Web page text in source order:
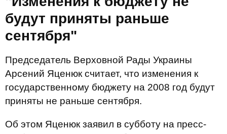
будут приняты раньше
сентября"
Председатель Верховной Рады Украины
Арсений Яценюк считает, что изменения к
государственному бюджету на 2008 год будут
приняты не раньше сентября.
Об этом Яценюк заявил в субботу на пресс-